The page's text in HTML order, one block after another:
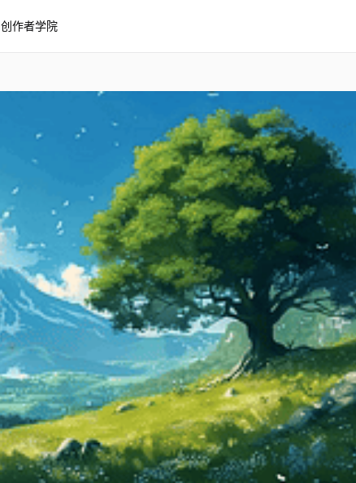
创作者学院